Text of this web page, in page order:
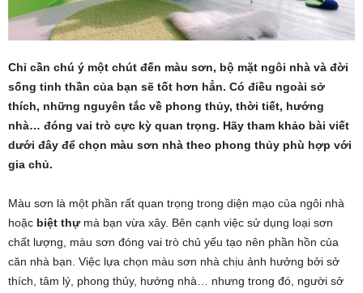
Chỉ cần chú ý một chút đến màu sơn, bộ mặt ngôi nhà và đời
sống tinh thần của bạn sẽ tốt hơn hẳn. Có điều ngoài sở
thích, những nguyên tắc về phong thủy, thời tiết, hướng
nhà… đóng vai trò cực kỳ quan trọng. Hãy tham khảo bài viết
dưới đây để chọn màu sơn nhà theo phong thủy phù hợp với
gia chủ.
Màu sơn là một phần rất quan trọng trong diện mạo của ngôi nhà
hoặc biệt thựmà bạn vừa xây. Bên cạnh việc sử dụng loại sơn
chất lượng, màu sơn đóng vai trò chủ yếu tạo nên phần hồn của
căn nhà bạn. Việc lựa chọn màu sơn nhà chịu ảnh hưởng bởi sở
thích, tâm lý, phong thủy, hướng nhà… nhưng trong đó, người sở